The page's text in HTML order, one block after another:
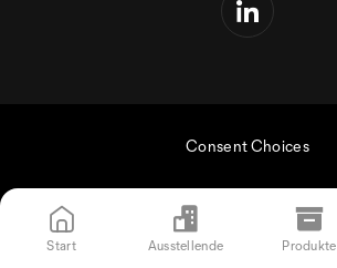
Consent Choices
Start Ausstellende Produkte